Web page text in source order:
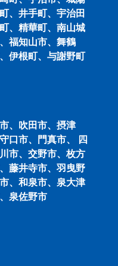
、井手町、宇治田
、精華町、南山城
福知山市、舞鶴
伊根町、与謝野町
、吹田市、摂津
口市、門真市、 四
市、交野市、枚方
藤井寺市、羽曳野
、和泉市、泉大津
泉佐野市